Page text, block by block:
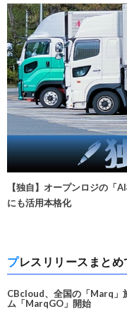
【独自】オープンロジの「
にも活用本格化
プレスリリースまと
CBcloud、全国の「Marq」
ム「MarqGO」開始